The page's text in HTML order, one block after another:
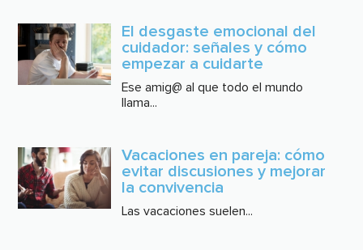
El desgaste emocional del
cuidador: señales y cómo
empezar a cuidarte
Ese amig@ al que todo el mundo
llama...
Vacaciones en pareja: cómo
evitar discusiones y mejorar
la convivencia
Las vacaciones suelen...